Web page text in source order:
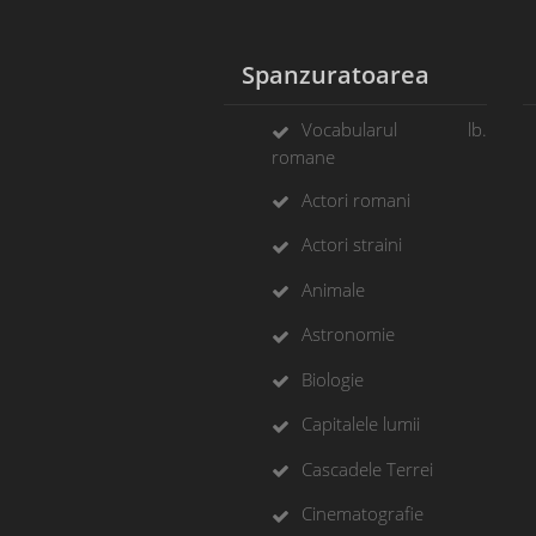
Spanzuratoarea
Vocabularul lb.
romane
Actori romani
Actori straini
Animale
Astronomie
Biologie
Capitalele lumii
Cascadele Terrei
Cinematografie